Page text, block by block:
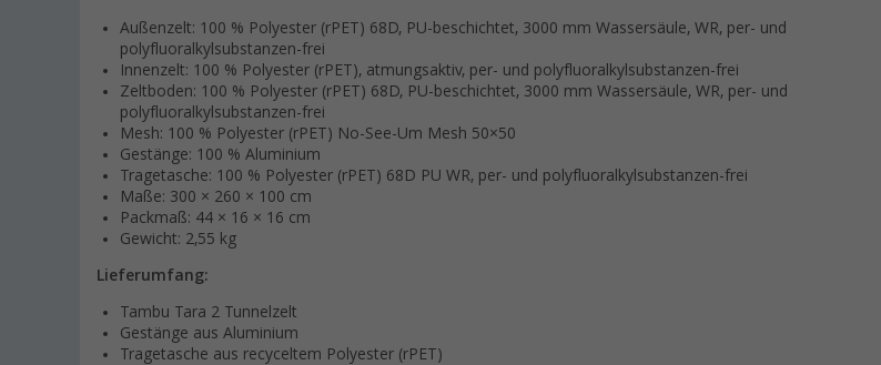
Außenzelt: 100 % Polyester (rPET) 68D, PU-beschichtet, 3000 mm Wassersäule, WR, per- und
polyfluoralkylsubstanzen-frei
Innenzelt: 100 % Polyester (rPET), atmungsaktiv, per- und polyfluoralkylsubstanzen-frei
Zeltboden: 100 % Polyester (rPET) 68D, PU-beschichtet, 3000 mm Wassersäule, WR, per- und
polyfluoralkylsubstanzen-frei
Mesh: 100 % Polyester (rPET) No-See-Um Mesh 50×50
Gestänge: 100 % Aluminium
Tragetasche: 100 % Polyester (rPET) 68D PU WR, per- und polyfluoralkylsubstanzen-frei
Maße: 300 × 260 × 100 cm
Packmaß: 44 × 16 × 16 cm
Gewicht: 2,55 kg
Lieferumfang:
Tambu Tara 2 Tunnelzelt
Gestänge aus Aluminium
Tragetasche aus recyceltem Polyester (rPET)